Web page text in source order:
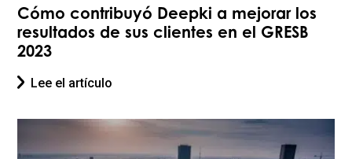
Cómo contribuyó Deepki a mejorar los
resultados de sus clientes en el GRESB
2023
Lee el artículo